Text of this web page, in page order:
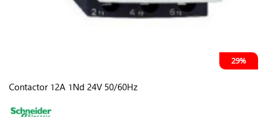
29%
Contactor 12A 1Nd 24V 50/60Hz